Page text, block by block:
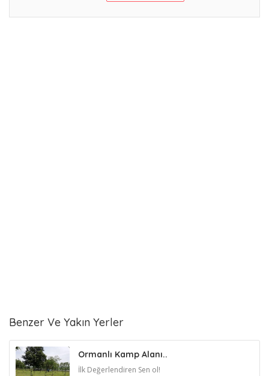
Benzer Ve Yakın Yerler
Ormanlı Kamp Alanı..
İlk Değerlendiren Sen ol!